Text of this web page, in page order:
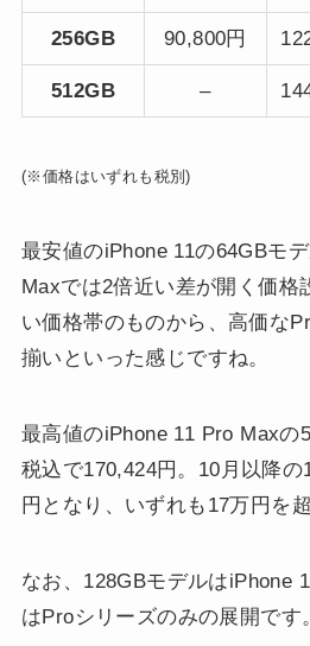
256GB 90,800円
512GB –
(※価格はいずれも税別)
最安値のiPhone 11の64GBモ
Maxでは2倍近い差が開く価格
い価格帯のものから、高価な
揃いといった感じですね。
最高値のiPhone 11 Pro Maxの
税込で170,424円。10月以降
円となり、いずれも17万円を
なお、128GBモデルはiPhone
はProシリーズのみの展開です。